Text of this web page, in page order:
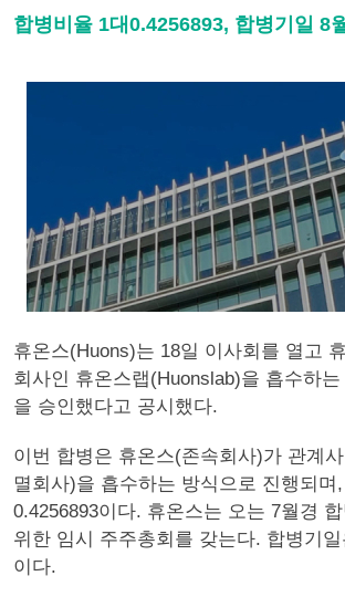
합병비율 1대0.4256893, 합병기일 8
휴온스(Huons)는 18일 이사회를 열고
회사인 휴온스랩(Huonslab)을 흡수하
을 승인했다고 공시했다.
이번 합병은 휴온스(존속회사)가 관계
멸회사)을 흡수하는 방식으로 진행되며
0.4256893이다. 휴온스는 오는 7월경
위한 임시 주주총회를 갖는다. 합병기
이다.